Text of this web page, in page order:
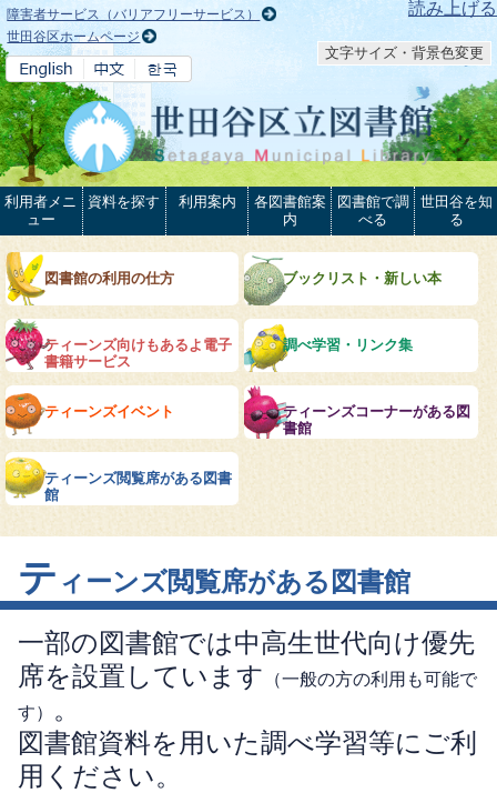
本文へ 読み上げる
障害者サービス（バリアフリーサービス）
世田谷区ホームページ
文字サイズ・背景色変更
利用者メニ
ュー
資料を探す 利用案内
各図書館案
内
図書館で調
べる
世田谷を知
る
テ ィーンズ閲覧席がある図書館
一部の図書館では中高生世代向け優先
席を設置しています
（一般の方の利用も可能で
す）
。
図書館資料を用いた調べ学習等にご利
用ください。
図書館の利用の仕方 ブックリスト・新しい本
ティーンズ向けもあるよ電子
書籍サービス
調べ学習・リンク集
ティーンズイベント
ティーンズコーナーがある図
書館
ティーンズ閲覧席がある図書
館